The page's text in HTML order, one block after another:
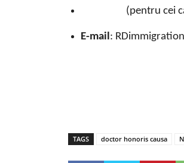
(pentru cei care
E-mail:
TAGS doctor honoris causa